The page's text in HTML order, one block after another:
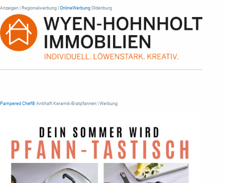
Anzeigen | Regionalwerbung | OnlineWerbung Oldenburg
Pampered Chef® Antihaft Keramik-Bratpfannen | Werbung